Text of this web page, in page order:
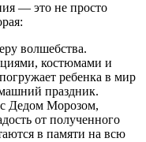
— это не просто
волшебства.
костюмами и
ребенка в мир
праздник.
Дедом Морозом,
от полученного
в памяти на всю